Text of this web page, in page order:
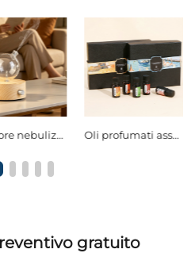
Diffusore nebulizzante sferico in vetro borosilicato con interruttore singolo e luce notturna LED calda Oli profumati assortiti con fragranze floreali e fresche, purificatori d’aria e antistress per ogni angolo della tua vita
gratuito